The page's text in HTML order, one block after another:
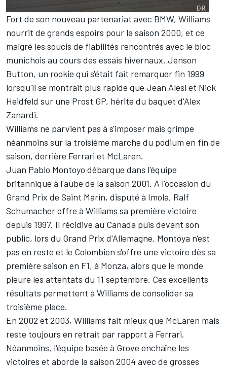
Fort de son nouveau partenariat avec BMW, Williams
nourrit de grands espoirs pour la saison 2000, et ce
malgré les soucis de fiabilités rencontrés avec le bloc
munichois au cours des essais hivernaux. Jenson
Button, un rookie qui s'était fait remarquer fin 1999
lorsqu'il se montrait plus rapide que Jean Alesi et Nick
Heidfeld sur une Prost GP, hérite du baquet d'Alex
Zanardi.
Williams ne parvient pas à s'imposer mais grimpe
néanmoins sur la troisième marche du podium en fin de
saison, derrière Ferrari et McLaren.
Juan Pablo Montoyo débarque dans l'équipe
britannique à l'aube de la saison 2001. A l'occasion du
Grand Prix de Saint Marin, disputé à Imola, Ralf
Schumacher offre à Williams sa première victoire
depuis 1997. Il récidive au Canada puis devant son
public, lors du Grand Prix d'Allemagne. Montoya n'est
pas en reste et le Colombien s'offre une victoire dès sa
première saison en F1, à Monza, alors que le monde
pleure les attentats du 11 septembre. Ces excellents
résultats permettent à Williams de consolider sa
troisième place.
En 2002 et 2003, Williams fait mieux que McLaren mais
reste toujours en retrait par rapport à Ferrari.
Néanmoins, l'équipe basée à Grove enchaîne les
victoires et aborde la saison 2004 avec de grosses